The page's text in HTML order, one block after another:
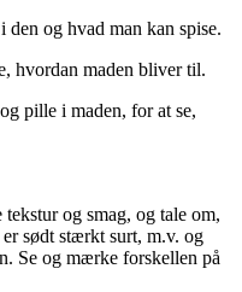
og hvad man kan spise.
hvordan maden bliver til.
pille i maden, for at se,
og smag, og tale om,
sødt stærkt surt, m.v. og
Se og mærke forskellen på